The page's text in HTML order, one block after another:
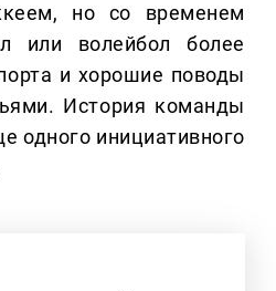
но со временем
или волейбол более
и хорошие поводы
История команды
одного инициативного